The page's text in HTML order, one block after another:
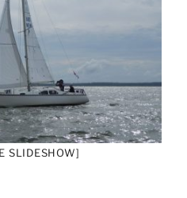
SLIDESHOW]